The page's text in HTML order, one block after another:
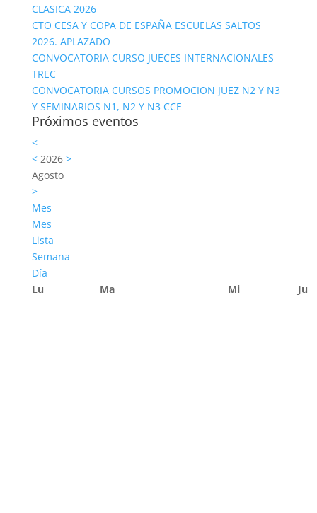
CLASICA 2026
CTO CESA Y COPA DE ESPAÑA ESCUELAS SALTOS
2026. APLAZADO
CONVOCATORIA CURSO JUECES INTERNACIONALES
TREC
CONVOCATORIA CURSOS PROMOCION JUEZ N2 Y N3
Y SEMINARIOS N1, N2 Y N3 CCE
Próximos eventos
<
<2026 >
Agosto
>
Mes
Mes
Lista
Semana
Día
Lu
Ma Mi Ju